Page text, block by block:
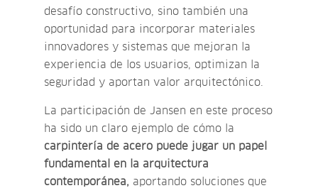
desafío constructivo, sino también una
oportunidad para incorporar materiales
innovadores y sistemas que mejoran la
experiencia de los usuarios, optimizan la
seguridad y aportan valor arquitectónico.
La participación de Jansen en este proceso
ha sido un claro ejemplo de cómo la
carpintería de acero puede jugar un papel
fundamental en la arquitectura
contemporánea, aportando soluciones que